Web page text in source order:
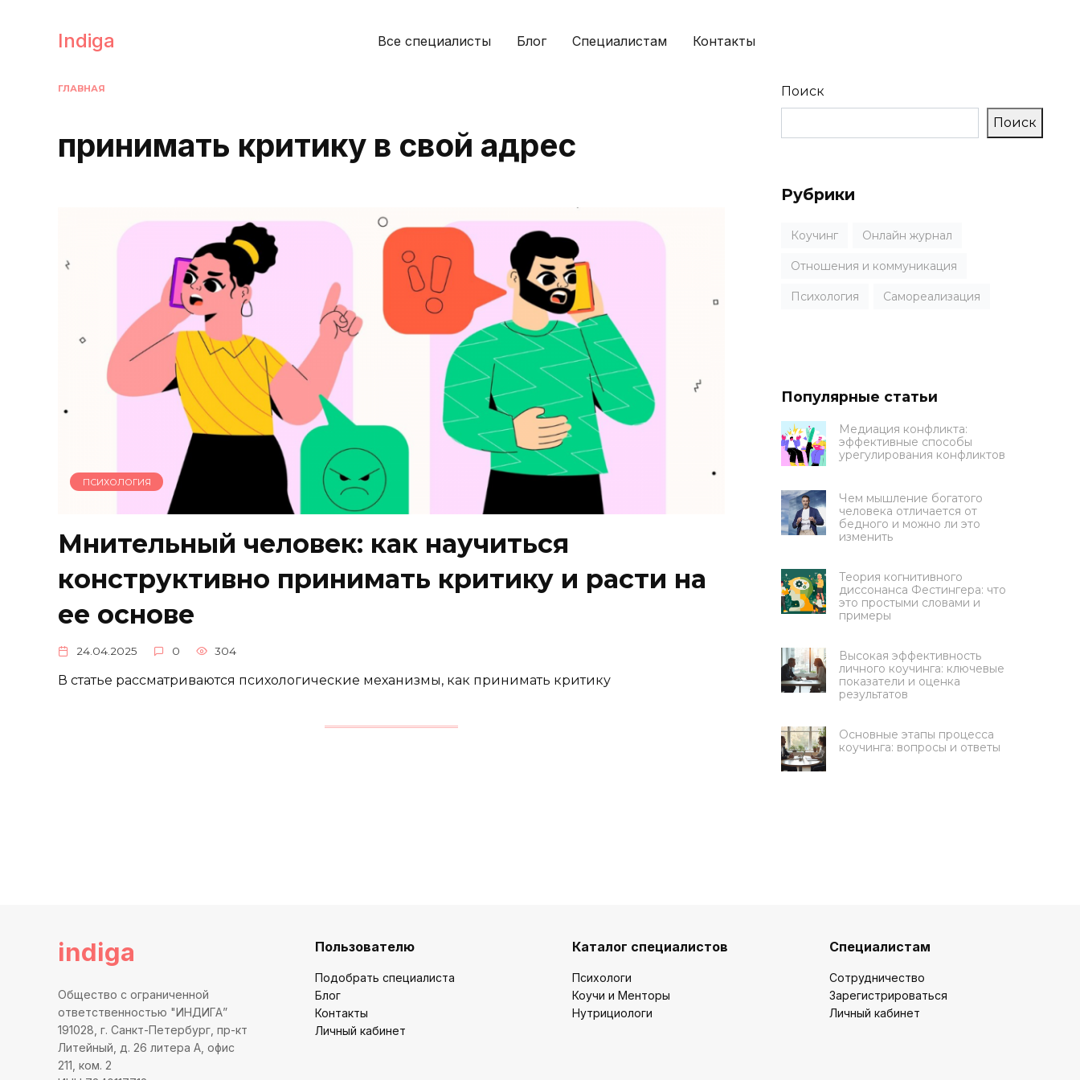
содержаниюIndiga Все специалисты Блог Специалистам Контакты
ГЛАВНАЯ
принимать критику в свой адрес
ПСИХОЛОГИЯ
Мнительный человек: как научиться
конструктивно принимать критику и расти на
ее основе
24.04.2025 0 304
В статье рассматриваются психологические механизмы, как принимать критику
Поиск
Поиск
Рубрики
Коучинг Онлайн журнал
Отношения и коммуникация
Психология Самореализация
Популярные статьи
Медиация конфликта:
эффективные способы
урегулирования конфликтов
Чем мышление богатого
человека отличается от
бедного и можно ли это
изменить
Теория когнитивного
диссонанса Фестингера: что
это простыми словами и
примеры
Высокая эффективность
личного коучинга: ключевые
показатели и оценка
результатов
Основные этапы процесса
коучинга: вопросы и ответы
indiga
Общество с ограниченной
ответственностью "ИНДИГА”
191028, г. Санкт-Петербург, пр-кт
Литейный, д. 26 литера А, офис
211, ком. 2
Пользователю
Подобрать специалиста
Блог
Контакты
Личный кабинет
Каталог специалистов
Психологи
Коучи и Менторы
Нутрициологи
Специалистам
Сотрудничество
Зарегистрироваться
Личный кабинет
Ответьте на 3 вопроса, чтобы
Какую цель вы ставите на
обучение?